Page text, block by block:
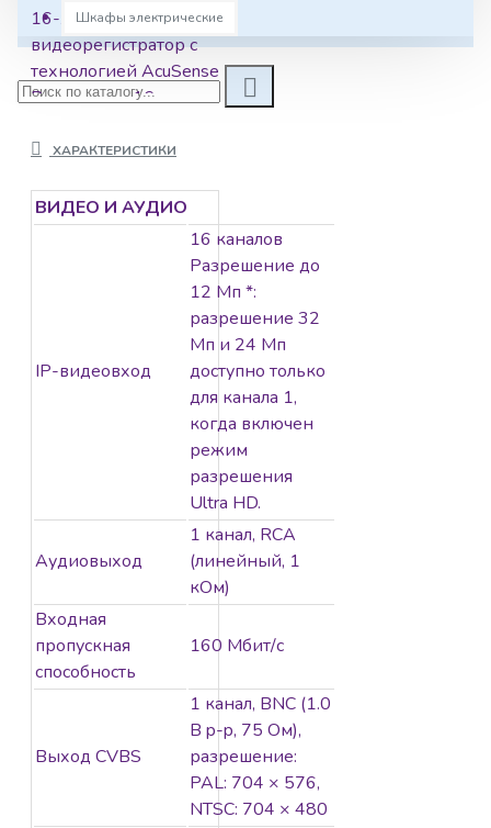
Шкафы электрические
16-х канальный IP-
видеорегистратор с
технологией AcuSense
Видеовход: 16 канала;
двустороннее аудио 1
видеовыход: 1 VGA
до 1080p, 2 HDMI до
160Мб/с; исходящий
поток 256Мб/с;
до 12Мп; синхр.воспр.
каждый диск;1 eSATA;
тревожные вход/
10M/100M/1000M
Ethernet; 3 USB;
-10°C...+55°C; АC100-
240В; 30Вт макс (без
HDD), ≤5.6кг (без
Обнаружение и
захват лиц, сравнение
ХАРАКТЕРИСТИКИ
ВИДЕО И АУДИО
IP-видеовход
16 каналов
Разрешение до
12 Мп *:
разрешение 32
Мп и 24 Мп
доступно только
для канала 1,
когда включен
режим
разрешения
Ultra HD.
Аудиовыход
1 канал, RCA
(линейный, 1
кОм)
Входная
пропускная
способность
160 Мбит/с
Выход CVBS
1 канал, BNC (1.0
В p-p, 75 Ом),
разрешение:
PAL: 704 × 576,
NTSC: 704 × 480